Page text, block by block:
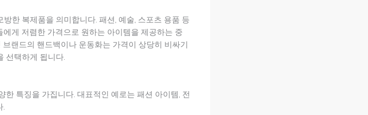
한 복제품을 의미합니다. 패션, 예술, 스포츠 용품 등
게 저렴한 가격으로 원하는 아이템을 제공하는 중
랜드의 핸드백이나 운동화는 가격이 상당히 비싸기
선택하게 됩니다.
한 특징을 가집니다. 대표적인 예로는 패션 아이템, 전
.